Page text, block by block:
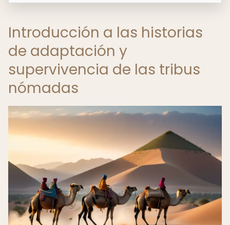
Introducción a las historias
de adaptación y
supervivencia de las tribus
nómadas